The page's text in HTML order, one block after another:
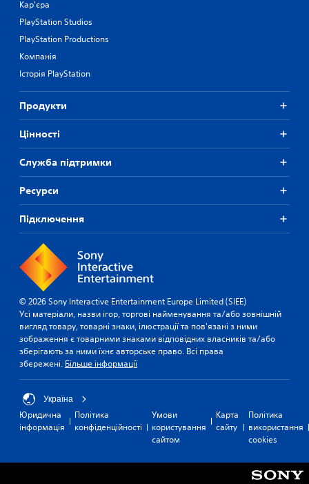
Кар'єра
PlayStation Studios
PlayStation Productions
Компанія
Історія PlayStation
Продукти
Цiнностi
Служба підтримки
Ресурси
Підключення
© 2026 Sony Interactive Entertainment Europe Limited (SIEE)
Усі матеріали, назви ігор, торгові найменування та/або зовнішній
вигляд товару, товарні знаки, ілюстрації та пов'язані з ними
зображення є товарними знаками відповідних власників та/або
зберігають за ними їхнє авторське право. Всі права
збережені. Більше інформації
Україна
Юридична
інформація
Політика
конфіденційності
Умови
користування
сайтом
Карта
сайту
Політика
використання
cookies